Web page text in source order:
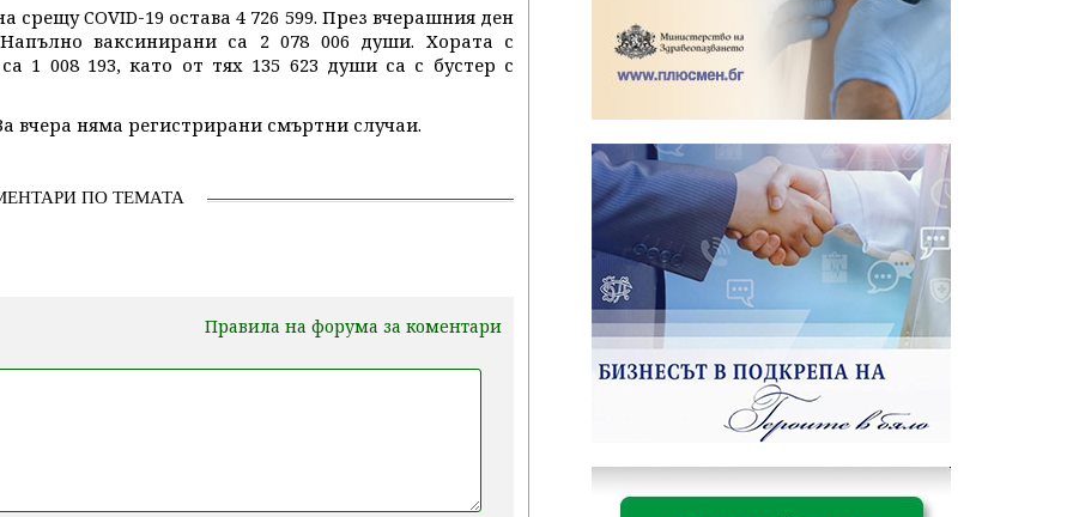
COVID-19 остава 4 726 599. През вчерашния ден
ваксинирани са 2 078 006 души. Хората с
1 008 193, като от тях 135 623 души са с бустер с
вчера няма регистрирани смъртни случаи.
ПО ТЕМАТА
Правила на форума за коментари